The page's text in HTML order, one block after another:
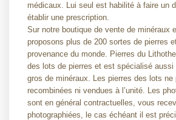
médicaux. Lui seul est habilité à faire un
établir une prescription.
Sur notre boutique de vente de minéraux
proposons plus de 200 sortes de pierres
provenance du monde. Pierres du
des lots de pierres et est spécialisé aussi
gros de minéraux. Les pierres des lots ne
recombinées ni vendues à l’unité. Les
sont en général contractuelles, vous
photographiées, le cas échéant il est